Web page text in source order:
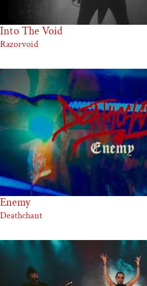
Into The Void
Razorvoid
Enemy
Deathchant